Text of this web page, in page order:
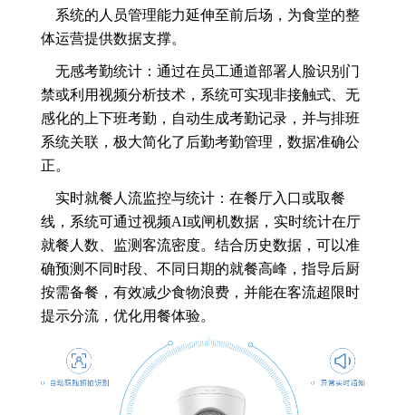
系统的人员管理能力延伸至前后场，为食堂的整
体运营提供数据支撑。
无感考勤统计：通过在员工通道部署人脸识别门
禁或利用视频分析技术，系统可实现非接触式、无
感化的上下班考勤，自动生成考勤记录，并与排班
系统关联，极大简化了后勤考勤管理，数据准确公
正。
实时就餐人流监控与统计：在餐厅入口或取餐
线，系统可通过视频AI或闸机数据，实时统计在厅
就餐人数、监测客流密度。结合历史数据，可以准
确预测不同时段、不同日期的就餐高峰，指导后厨
按需备餐，有效减少食物浪费，并能在客流超限时
提示分流，优化用餐体验。